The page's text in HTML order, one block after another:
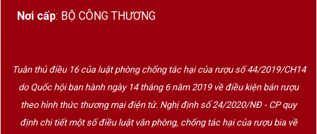
Nơi cấp: BỘ CÔNG THƯƠNG
Tuân thủ điều 16 của luật phòng chống tác hại của rượu số 44/2019/CH14
do Quốc hội ban hành ngày 14 tháng 6 năm 2019 về điều kiện bán rượu
theo hình thức thương mại điện tử. Nghị định số 24/2020/NĐ - CP quy
định chi tiết một số điều luật văn phòng, chống tác hại của rượu bia về